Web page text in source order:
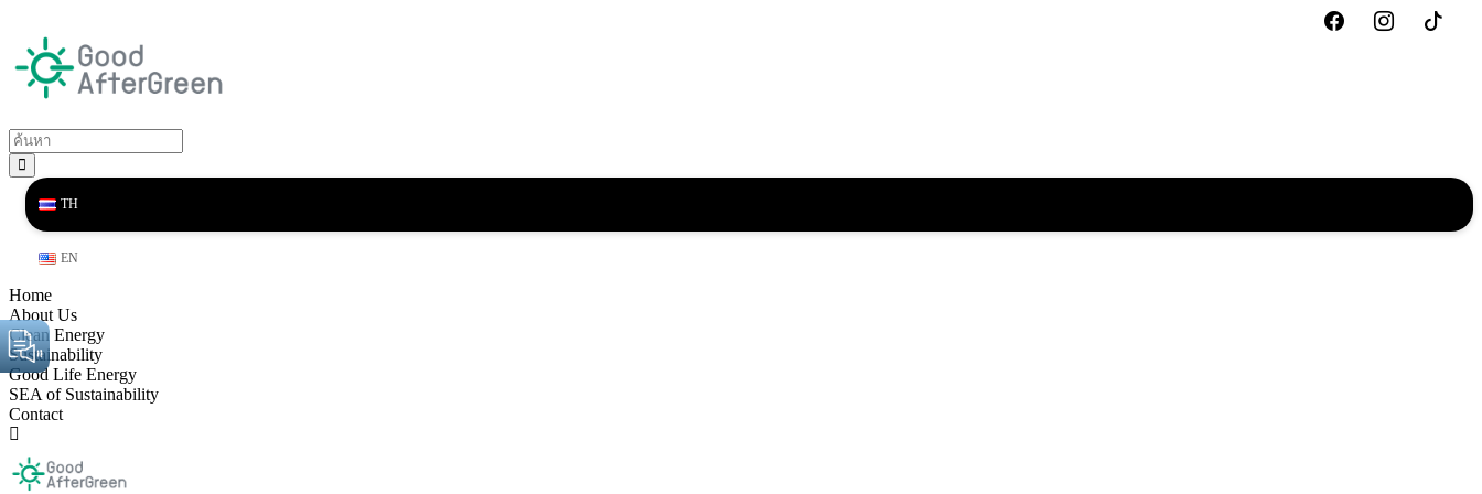
TH
EN
Home
About Us
Clean Energy
Sustainability
Good Life Energy
SEA of Sustainability
Contact